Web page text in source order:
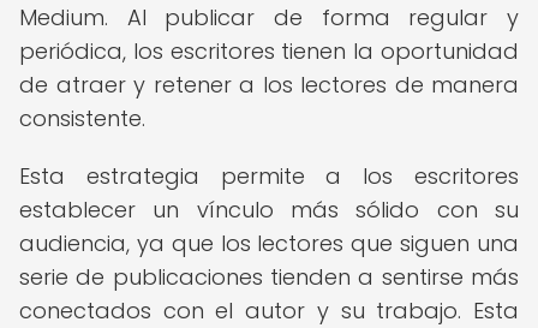
Medium. Al publicar de forma regular y
periódica, los escritores tienen la oportunidad
de atraer y retener a los lectores de manera
consistente.
Esta estrategia permite a los escritores
establecer un vínculo más sólido con su
audiencia, ya que los lectores que siguen una
serie de publicaciones tienden a sentirse más
conectados con el autor y su trabajo. Esta